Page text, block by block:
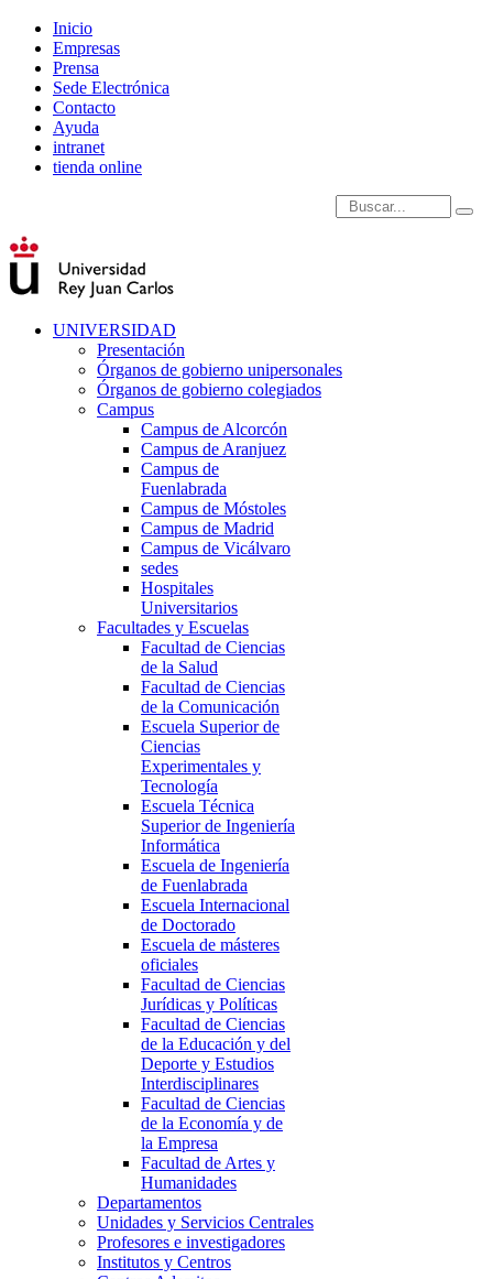
Inicio
Empresas
Prensa
Sede Electrónica
Contacto
Ayuda
intranet
tienda online
Introduce términos de
UNIVERSIDAD
Presentación
Órganos de gobierno unipersonales
Órganos de gobierno colegiados
Campus
Campus de Alcorcón
Campus de Aranjuez
Campus de
Fuenlabrada
Campus de Móstoles
Campus de Madrid
Campus de Vicálvaro
sedes
Hospitales
Universitarios
Facultades y Escuelas
Facultad de Ciencias
de la Salud
Facultad de Ciencias
de la Comunicación
Escuela Superior de
Ciencias
Experimentales y
Tecnología
Escuela Técnica
Superior de Ingeniería
Informática
Escuela de Ingeniería
de Fuenlabrada
Escuela Internacional
de Doctorado
Escuela de másteres
oficiales
Facultad de Ciencias
Jurídicas y Políticas
Facultad de Ciencias
de la Educación y del
Deporte y Estudios
Interdisciplinares
Facultad de Ciencias
de la Economía y de
la Empresa
Facultad de Artes y
Humanidades
Departamentos
Unidades y Servicios Centrales
Profesores e investigadores
Institutos y Centros